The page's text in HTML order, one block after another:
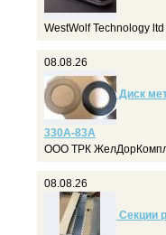
WestWolf Technology
08.08.26
Диск
330А-83А
ООО ТРК
08.08.26
Секции